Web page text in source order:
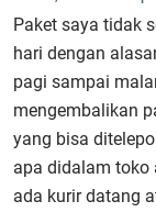
Paket saya tidak
hari dengan
pagi sampai
mengembalikan
yang bisa
apa didalam toko
ada kurir datang